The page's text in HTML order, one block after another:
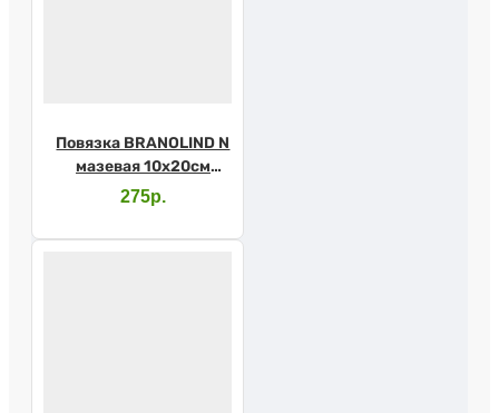
Повязка BRANOLIND N
мазевая 10х20см
стер.
275р.